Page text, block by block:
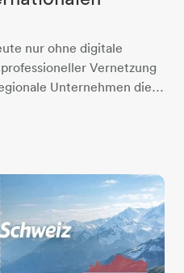
nur ohne digitale
Vernetzung
Unternehmen die…